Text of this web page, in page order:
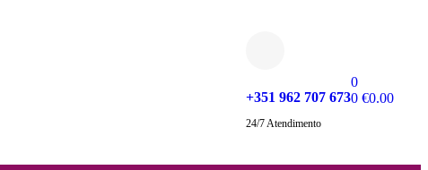
+351 962 707 673
24/7 Atendimento
0
0 €0.00